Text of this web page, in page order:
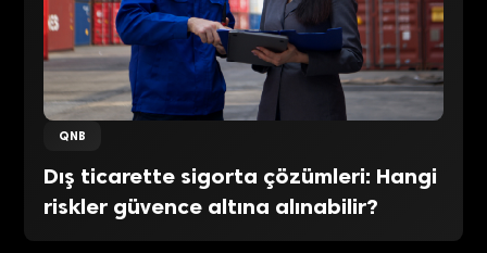
QNB
Dış ticarette sigorta çözümleri: Hangi
riskler güvence altına alınabilir?